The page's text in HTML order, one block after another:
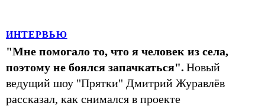
ИНТЕРВЬЮ
"Мне помогало то, что я человек из села,
поэтому не боялся запачкаться". Новый
ведущий шоу "Прятки" Дмитрий Журавлёв
рассказал, как снимался в проекте